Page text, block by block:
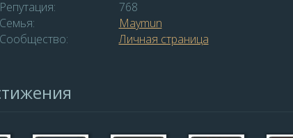
Репутация:
768
Семья:
Maymun
Сообщество:
Личная страница